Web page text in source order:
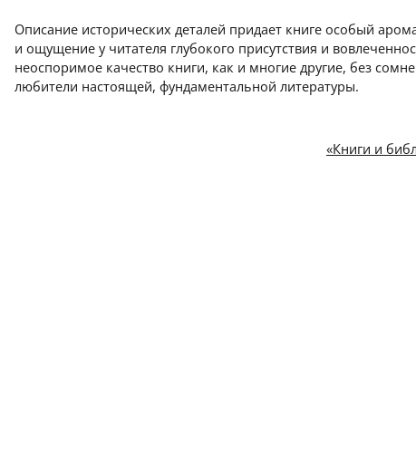
Описание исторических деталей придает книге особый
и ощущение у читателя глубокого присутствия и
неоспоримое качество книги, как и многие другие, без
любители настоящей, фундаментальной литературы.
«Книги и